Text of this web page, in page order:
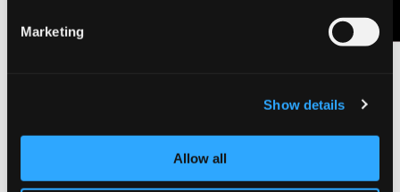
Marketing
Show details
Allow all